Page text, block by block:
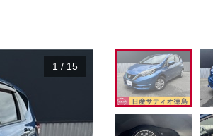
1 / 15